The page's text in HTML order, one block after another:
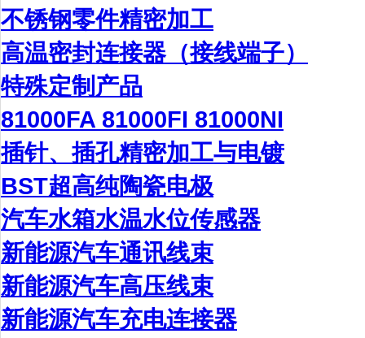
不锈钢零件精密加工
高温密封连接器（接线端子）
特殊定制产品
81000FA 81000FI 81000NI
插针、插孔精密加工与电镀
BST超高纯陶瓷电极
汽车水箱水温水位传感器
新能源汽车通讯线束
新能源汽车高压线束
新能源汽车充电连接器